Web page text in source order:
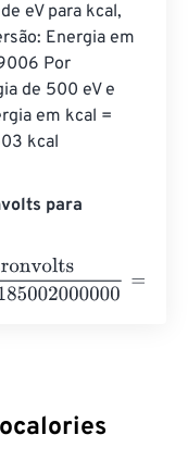
eV para kcal,
Energia em
Por
de 500 eV e
em kcal =
kcal
para